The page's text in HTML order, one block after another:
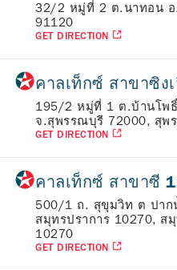
32/2 หมู่ที่ 2 ต.นาทอน อ
91120
GET DIRECTION
คาลเท็กซ์ สาขาซิง
195/2 หมู่ที่ 1 ต.บ้านโพธิ์
จ.สุพรรณบุรี 72000, สุพ
GET DIRECTION
คาลเท็กซ์ สาขาซี
500/1 ถ. สุขุมวิท ต ปาก
สมุทรปราการ 10270, ส
10270
GET DIRECTION